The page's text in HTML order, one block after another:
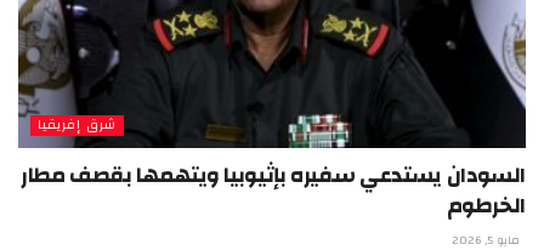
شرق إفريقيا
السودان يستدعي سفيره بإثيوبيا ويتهمها بقصف مطار
الخرطوم
مايو 5, 2026